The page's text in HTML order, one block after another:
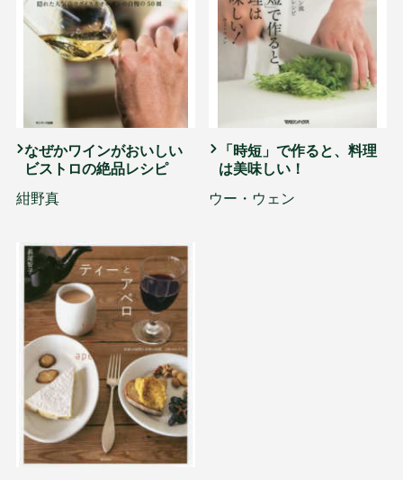
なぜかワインがおいしい
ビストロの絶品レシピ
紺野真
「時短」で作ると、料理
は美味しい！
ウー・ウェン